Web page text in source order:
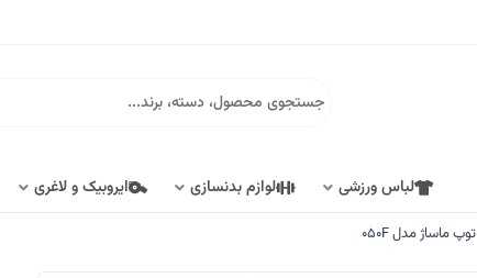
لباس ورزشی لوازم بدنسازی ایروبیک و لاغری
توپ ماساژ مدل 050F